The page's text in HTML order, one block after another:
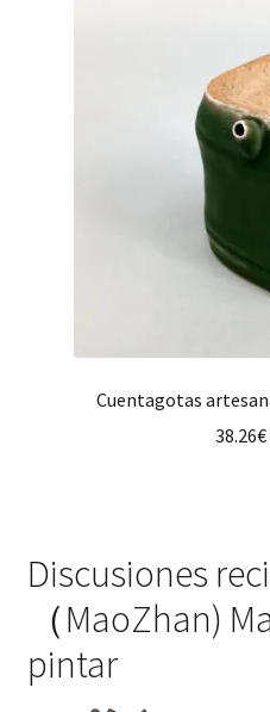
Cuentagotas
38.26€
Discusiones
（MaoZhan)
pintar